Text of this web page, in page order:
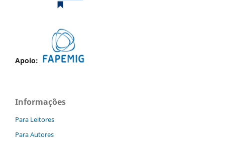
Apoio:
Informações
Para Leitores
Para Autores